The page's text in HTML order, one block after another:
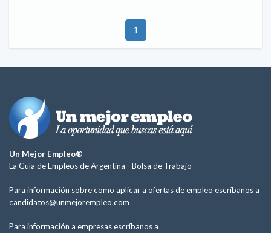
1
Un Mejor Empleo®
La Guía de Empleos de Argentina - Bolsa de Trabajo
Para información sobre como aplicar a ofertas de empleo escríbanos a
candidatos@unmejorempleo.com
Para información a empresas escríbanos a